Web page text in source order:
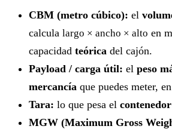
CBM (metro cúbico): el
calcula largo × ancho × alto en
capacidad teórica del cajón.
Payload / carga útil: el peso
mercancía que puedes meter,
Tara: lo que pesa el
MGW (Maximum Gross